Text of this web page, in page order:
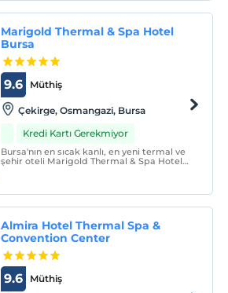
Marigold Thermal & Spa Hotel
Bursa
Müthiş
9.6
Çekirge, Osmangazi, Bursa
Kredi Kartı Gerekmiyor
Bursa'nın en sıcak kanlı, en yeni termal ve
şehir oteli Marigold Thermal & Spa Hotel
Almira Hotel Thermal Spa &
Convention Center
Müthiş
9.6